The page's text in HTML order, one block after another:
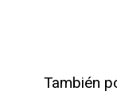
También